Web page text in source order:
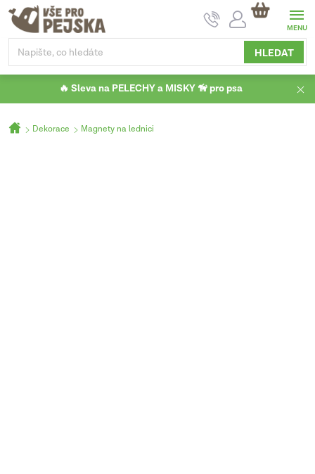
Přejít
obsah
HLEDAT
NÁKUPNÍ
KOŠÍK
🔥 Sleva na PELECHY a MISKY 🦮 pro psa
DomůDekorace Magnety na lednici